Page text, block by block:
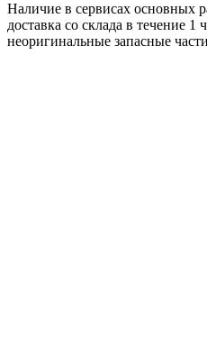
Наличие в сервисах основных
доставка со склада в течение
неоригинальные запасные